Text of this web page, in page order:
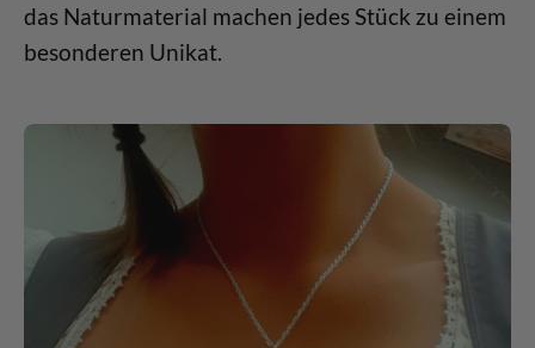
das Naturmaterial machen jedes Stück zu einem
besonderen Unikat.